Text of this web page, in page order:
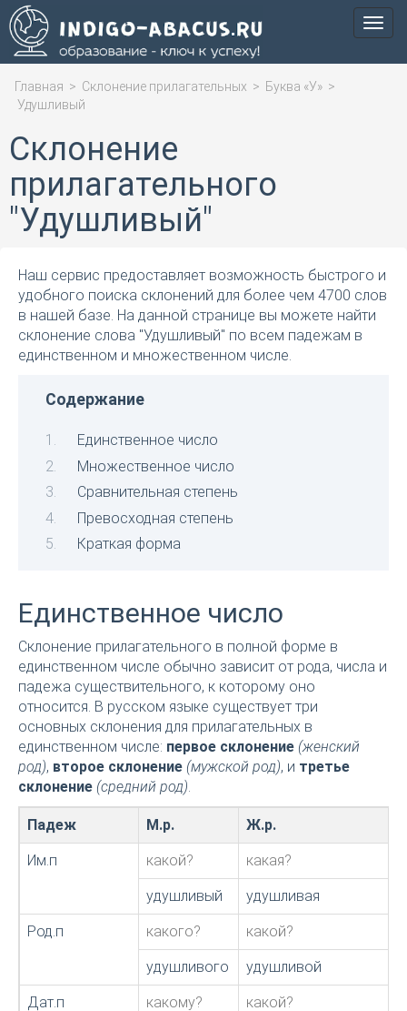
Меню
Главная > Склонение прилагательных > Буква «У» >
Удушливый
Склонение
прилагательного
"Удушливый"
Наш сервис предоставляет возможность быстрого и
удобного поиска склонений для более чем 4700 слов
в нашей базе. На данной странице вы можете найти
склонение слова "Удушливый" по всем падежам в
единственном и множественном числе.
Содержание
Единственное число
Множественное число
Сравнительная степень
Превосходная степень
Краткая форма
Единственное число
Склонение прилагательного в полной форме в
единственном числе обычно зависит от рода, числа и
падежа существительного, к которому оно
относится. В русском языке существует три
основных склонения для прилагательных в
единственном числе: первое склонение (женский
род), второе склонение (мужской род), и третье
склонение (средний род).
Падеж М.р. Ж.р.
Им.п какой? какая?
удушливый удушливая
Род.п какого? какой?
удушливого удушливой
Дат.п какому? какой?